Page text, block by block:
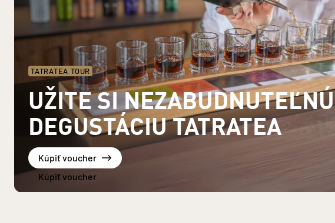
TATRATEA TOUR
UŽITE SI NEZABUDNUTEĽNÚ
DEGUSTÁCIU TATRATEA
Kúpiť voucher